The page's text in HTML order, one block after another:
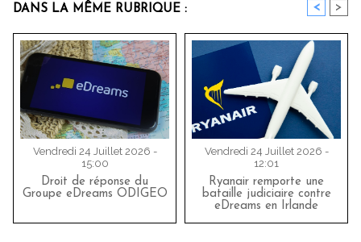
DANS LA MÊME RUBRIQUE : < >
Vendredi 24 Juillet 2026 -
15:00
Droit de réponse du
Groupe eDreams ODIGEO
Vendredi 24 Juillet 2026 -
12:01
Ryanair remporte une
bataille judiciaire contre
eDreams en Irlande